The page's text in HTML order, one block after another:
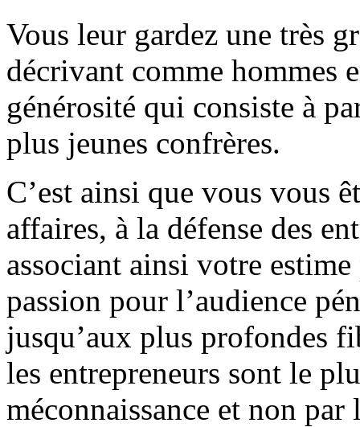
Vous leur gardez une très
décrivant comme hommes
générosité qui consiste à
plus jeunes confrères.
C’est ainsi que vous vous
affaires, à la défense des
associant ainsi votre
passion pour l’audience
jusqu’aux plus profondes
les entrepreneurs sont le
méconnaissance et non